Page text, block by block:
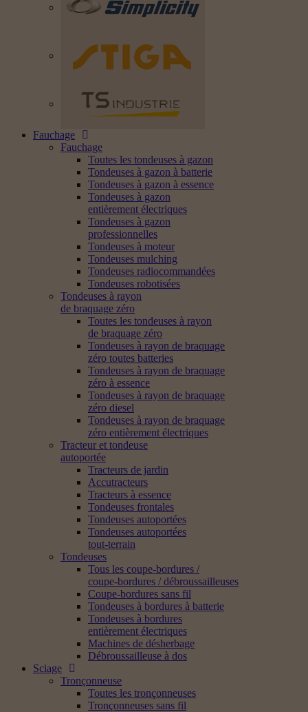
Fauchage
Fauchage
Toutes les tondeuses à gazon
Tondeuses à gazon à batterie
Tondeuses à gazon à essence
Tondeuses à gazon
entièrement électriques
Tondeuses à gazon
professionnelles
Tondeuses à moteur
Tondeuses mulching
Tondeuses radiocommandées
Tondeuses robotisées
Tondeuses à rayon
de braquage zéro
Toutes les tondeuses à rayon
de braquage zéro
Tondeuses à rayon de braquage
zéro toutes batteries
Tondeuses à rayon de braquage
zéro à essence
Tondeuses à rayon de braquage
zéro diesel
Tondeuses à rayon de braquage
zéro entièrement électriques
Tracteur et tondeuse
autoportée
Tracteurs de jardin
Accutracteurs
Tracteurs à essence
Tondeuses frontales
Tondeuses autoportées
Tondeuses autoportées
tout-terrain
Tondeuses
Tous les coupe-bordures /
coupe-bordures / débroussailleuses
Coupe-bordures sans fil
Tondeuses à bordures à batterie
Tondeuses à bordures
entièrement électriques
Machines de désherbage
Débroussailleuse à dos
Sciage
Tronçonneuse
Toutes les tronçonneuses
Tronçonneuses sans fil